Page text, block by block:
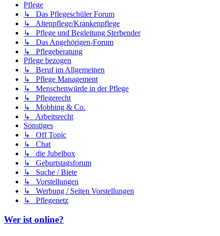
Pflege
↳ Das Pflegeschüler Forum
↳ Altenpflege/Krankenpflege
↳ Pflege und Begleitung Sterbender
↳ Das Angehörigen-Forum
↳ Pflegeberatung
Pflege bezogen
↳ Beruf im Allgemeinen
↳ Pflege Management
↳ Menschenwürde in der Pflege
↳ Pflegerecht
↳ Mobbing & Co.
↳ Arbeitsrecht
Sonstiges
↳ Off Topic
↳ Chat
↳ die Jubelbox
↳ Geburtstagsforum
↳ Suche / Biete
↳ Vorstellungen
↳ Werbung / Seiten Vorstellungen
↳ Pflegenetz
Wer ist online?